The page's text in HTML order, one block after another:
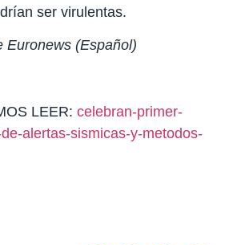
ser virulentas.
Euronews (Español)
LEER: celebran-primer-
alertas-sismicas-y-metodos-